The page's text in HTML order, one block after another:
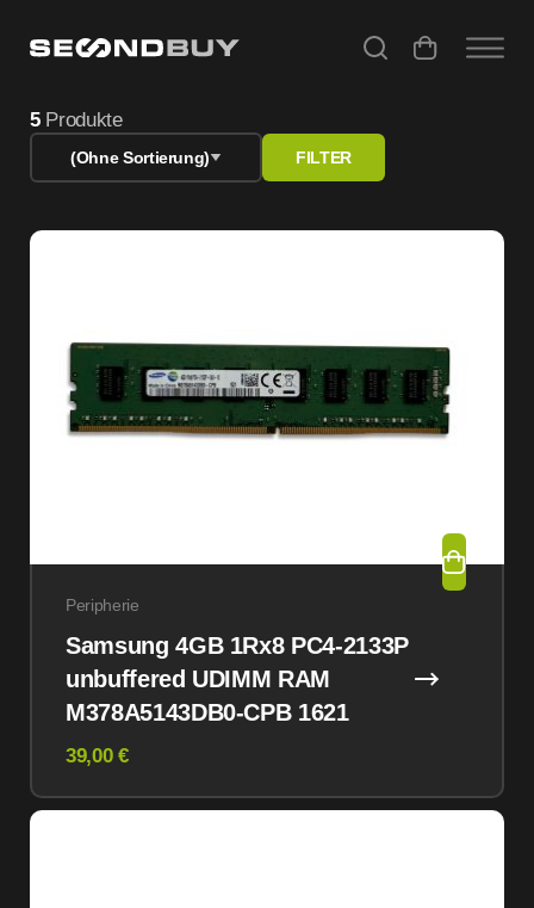
5Produkte
(Ohne Sortierung) FILTER
Peripherie
Samsung 4GB 1Rx8 PC4-2133P
unbuffered UDIMM RAM
M378A5143DB0-CPB 1621
39,00 €